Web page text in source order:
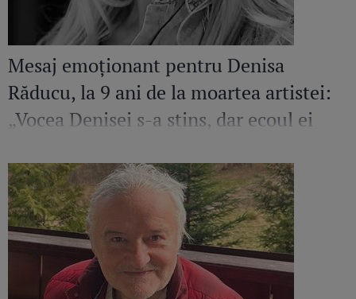
Mesaj emoționant pentru Denisa
Răducu, la 9 ani de la moartea artistei:
„Vocea Denisei s-a stins, dar ecoul ei